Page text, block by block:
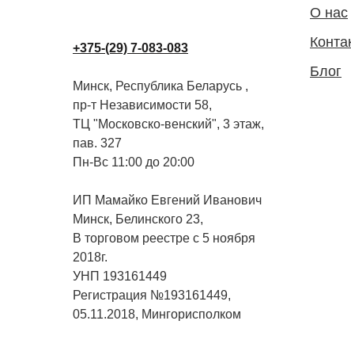
+375-(29) 7-083-083
Минск, Республика Беларусь ,
пр-т Независимости 58,
ТЦ "Московско-венский", 3 этаж,
пав. 327
Пн-Вс 11:00 до 20:00
ИП Мамайко Евгений Иванович
Минск, Белинского 23,
В торговом реестре с 5 ноября
2018г.
УНП 193161449
Регистрация №193161449,
05.11.2018, Мингорисполком
О нас
Блог